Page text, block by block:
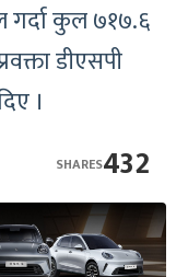
गर्दा कुल ७१७.६
डीएसपी
।
432
SHARES